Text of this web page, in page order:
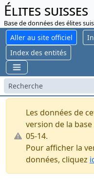
Élites suisses
Base de données des élites
Aller au site officiel
Index des entités
Les données de
version de la
05-14.
Pour afficher la
données, cliquez